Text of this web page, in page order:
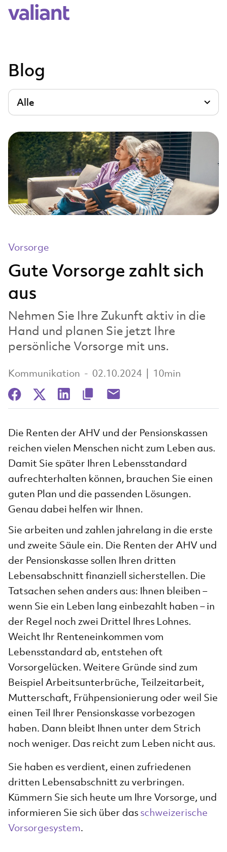
Blog
Alle
Vorsorge
Gute Vorsorge zahlt sich
aus
Nehmen Sie Ihre Zukunft aktiv in die
Hand und planen Sie jetzt Ihre
persönliche Vorsorge mit uns.
Kommunikation - 02.10.2024 | 10min
Die Renten der AHV und der Pensionskassen
reichen vielen Menschen nicht zum Leben aus.
Damit Sie später Ihren Lebensstandard
aufrechterhalten können, brauchen Sie einen
guten Plan und die passenden Lösungen.
Genau dabei helfen wir Ihnen.
Sie arbeiten und zahlen jahrelang in die erste
und zweite Säule ein. Die Renten der AHV und
der Pensionskasse sollen Ihren dritten
Lebensabschnitt finanziell sicherstellen. Die
Tatsachen sehen anders aus: Ihnen bleiben –
wenn Sie ein Leben lang einbezahlt haben – in
der Regel noch zwei Drittel Ihres Lohnes.
Weicht Ihr Renteneinkommen vom
Lebensstandard ab, entstehen oft
Vorsorgelücken. Weitere Gründe sind zum
Beispiel Arbeitsunterbrüche, Teilzeitarbeit,
Mutterschaft, Frühpensionierung oder weil Sie
einen Teil Ihrer Pensionskasse vorbezogen
haben. Dann bleibt Ihnen unter dem Strich
noch weniger. Das reicht zum Leben nicht aus.
Sie haben es verdient, einen zufriedenen
dritten Lebensabschnitt zu verbringen.
Kümmern Sie sich heute um Ihre Vorsorge, und
informieren Sie sich über das schweizerische
Vorsorgesystem.